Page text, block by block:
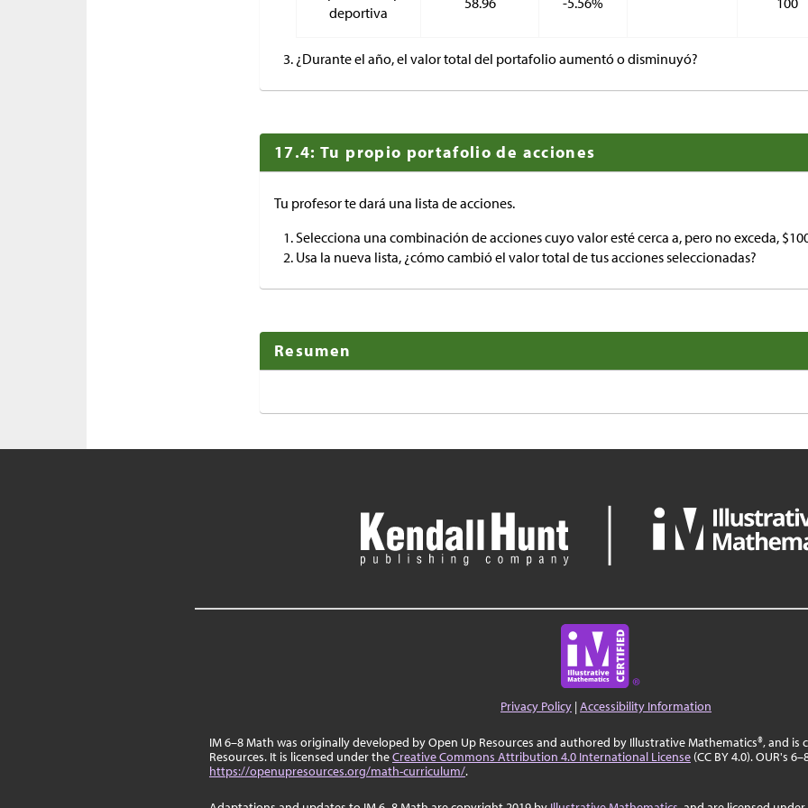
deportiva
¿Durante el año, el valor total del portafolio aumentó o disminuyó?
17.4: Tu propio portafolio de acciones
Tu profesor te dará una lista de acciones.
Selecciona una combinación de acciones cuyo valor esté cerca a, pero no exceda, $
Usa la nueva lista, ¿cómo cambió el valor total de tus acciones seleccionadas?
Resumen
Privacy Policy |Accessibility Information
IM 6–8 Math was originally developed by Open Up Resources and authored by Illustrative Mathematics®, and is
Resources. It is licensed under theCreative Commons Attribution 4.0 International License (CC BY 4.0). OUR's
https://openupresources.org/math-curriculum/.